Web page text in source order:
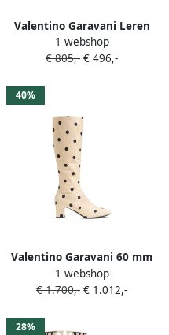
Valentino Garavani Leren
enkellaarzen Beige
1 webshop
€ 805,- € 496,-
40%
Valentino Garavani 60 mm
Equivoque laarzen Beige
1 webshop
€ 1.700,- € 1.012,-
28%